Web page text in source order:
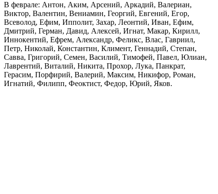
В феврале: Антон, Аким, Арсений, Аркадий, Валериан,
Виктор, Валентин, Вениамин, Георгий, Евгений, Егор,
Всеволод, Ефим, Ипполит, Захар, Леонтий, Иван, Ефим,
Дмитрий, Герман, Давид, Алексей, Игнат, Макар, Кирилл,
Иннокентий, Ефрем, Александр, Феликс, Влас, Гавриил,
Петр, Николай, Константин, Климент, Геннадий, Степан,
Савва, Григорий, Семен, Василий, Тимофей, Павел, Юлиан,
Лаврентий, Виталий, Никита, Прохор, Лука, Панкрат,
Герасим, Порфирий, Валерий, Максим, Никифор, Роман,
Игнатий, Филипп, Феоктист, Федор, Юрий, Яков.